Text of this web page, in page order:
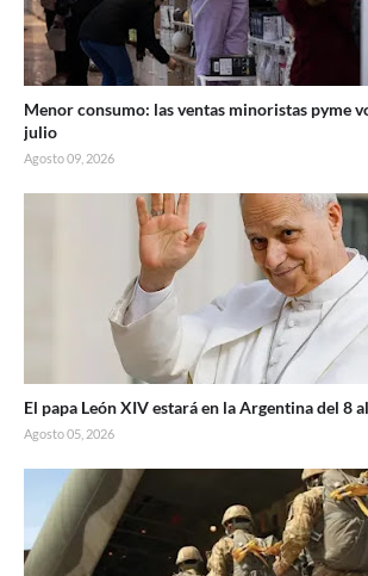
Menor consumo: las ventas minoristas pyme
julio
Agosto 09, 2026
El papa León XIV estará en la Argentina del 8
Agosto 05, 2026